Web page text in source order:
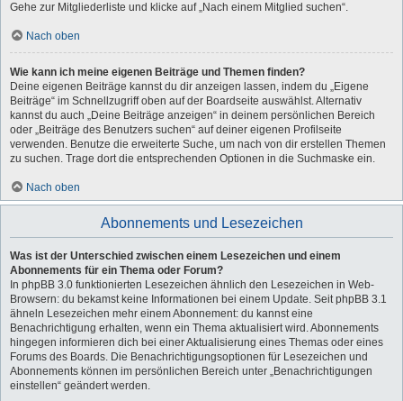
Gehe zur Mitgliederliste und klicke auf „Nach einem Mitglied suchen“.
Nach oben
Wie kann ich meine eigenen Beiträge und Themen finden?
Deine eigenen Beiträge kannst du dir anzeigen lassen, indem du „Eigene
Beiträge“ im Schnellzugriff oben auf der Boardseite auswählst. Alternativ
kannst du auch „Deine Beiträge anzeigen“ in deinem persönlichen Bereich
oder „Beiträge des Benutzers suchen“ auf deiner eigenen Profilseite
verwenden. Benutze die erweiterte Suche, um nach von dir erstellen Themen
zu suchen. Trage dort die entsprechenden Optionen in die Suchmaske ein.
Nach oben
Abonnements und Lesezeichen
Was ist der Unterschied zwischen einem Lesezeichen und einem
Abonnements für ein Thema oder Forum?
In phpBB 3.0 funktionierten Lesezeichen ähnlich den Lesezeichen in Web-
Browsern: du bekamst keine Informationen bei einem Update. Seit phpBB 3.1
ähneln Lesezeichen mehr einem Abonnement: du kannst eine
Benachrichtigung erhalten, wenn ein Thema aktualisiert wird. Abonnements
hingegen informieren dich bei einer Aktualisierung eines Themas oder eines
Forums des Boards. Die Benachrichtigungsoptionen für Lesezeichen und
Abonnements können im persönlichen Bereich unter „Benachrichtigungen
einstellen“ geändert werden.